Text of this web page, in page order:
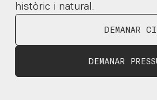
històric i natural.
DEMANAR
DEMANAR